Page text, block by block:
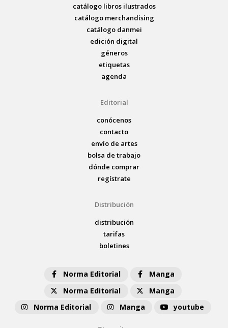
catálogo libros ilustrados
catálogo merchandising
catálogo danmei
edición digital
géneros
etiquetas
agenda
Editorial
conócenos
contacto
envío de artes
bolsa de trabajo
dónde comprar
regístrate
Distribución
distribución
tarifas
boletines
Norma Editorial
Manga
Norma Editorial
Manga
Norma Editorial
Manga youtube